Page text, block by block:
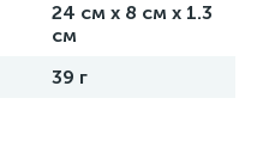
24 см х 8 см х 1.3
см
39 г